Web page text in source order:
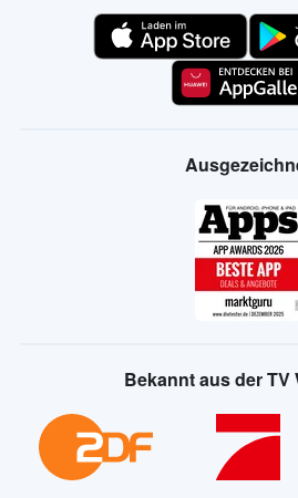
Bekannt aus der TV